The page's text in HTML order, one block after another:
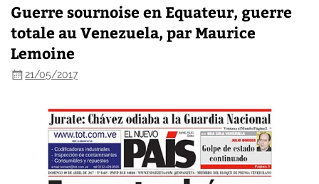
Guerre sournoise en Equateur, guerre
totale au Venezuela, par Maurice
Lemoine
21/05/2017